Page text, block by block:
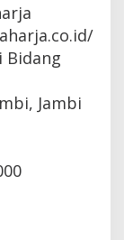
Bidang
Jambi